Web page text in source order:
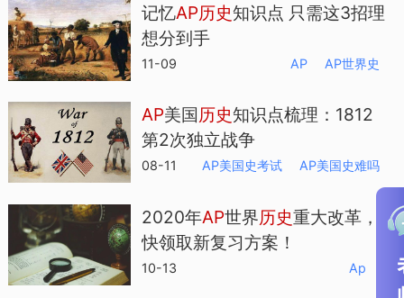
记忆AP历史知识点 只需这3招理
想分到手
11-09 AP AP世界史
AP美国历史知识点梳理：1812
第2次独立战争
08-11 AP美国史考试 AP美国史难吗
2020年AP世界历史重大改革，
快领取新复习方案！
10-13 Ap